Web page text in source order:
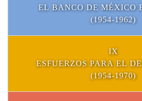
EL BANCO DE MÉXICO
(1954-1962)
IX
ESFUERZOS PARA EL
(1954-1970)